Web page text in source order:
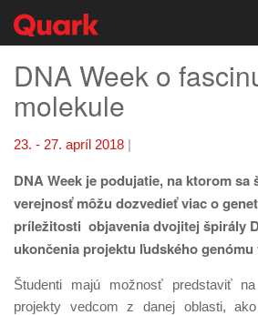
DNA Week o
molekule
23. - 27. apríl 2018 |
DNA Week je podujatie, na ktorom sa
verejnosť môžu dozvedieť viac o
príležitosti objavenia dvojitej špirály
ukončenia projektu ľudského genómu
Študenti majú možnosť predstaviť
projekty vedcom z danej oblasti,